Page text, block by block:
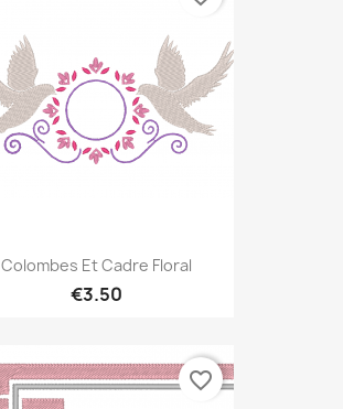
Colombes Et Cadre Floral
€3.50
favorite_border